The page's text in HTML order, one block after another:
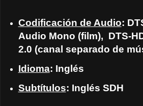
Codificación de Audio:
Audio Mono (film), DTS-
2.0 (canal separado de
Idioma: Inglés
Subtítulos: Inglés SDH